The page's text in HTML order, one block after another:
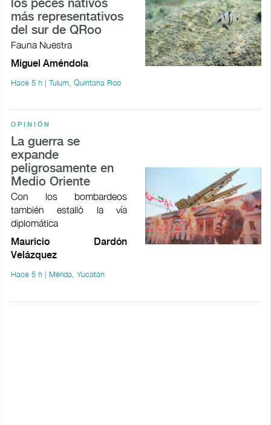
los peces nativos
más representativos
del sur de QRoo
Fauna Nuestra
Miguel Améndola
Hace 5 h | Tulum, Quintana Roo
OPINIÓN
La guerra se
expande
peligrosamente en
Medio Oriente
Con los bombardeos
también estalló la vía
diplomática
Mauricio Dardón
Velázquez
Hace 5 h | Mérida, Yucatán